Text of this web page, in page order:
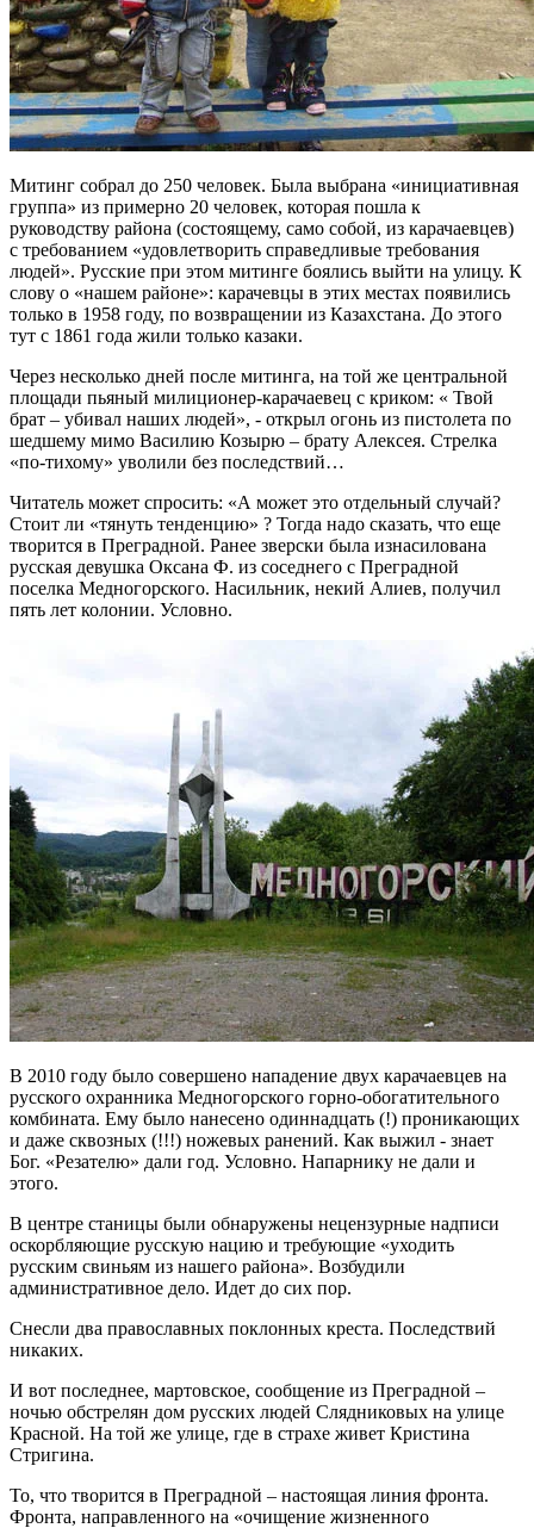
Митинг собрал до 250 человек. Была выбрана «инициативная
группа» из примерно 20 человек, которая пошла к
руководству района (состоящему, само собой, из карачаевцев)
с требованием «удовлетворить справедливые требования
людей». Русские при этом митинге боялись выйти на улицу. К
слову о «нашем районе»: карачевцы в этих местах появились
только в 1958 году, по возвращении из Казахстана. До этого
тут с 1861 года жили только казаки.
Через несколько дней после митинга, на той же центральной
площади пьяный милиционер-карачаевец с криком: « Твой
брат – убивал наших людей», - открыл огонь из пистолета по
шедшему мимо Василию Козырю – брату Алексея. Стрелка
«по-тихому» уволили без последствий…
Читатель может спросить: «А может это отдельный случай?
Стоит ли «тянуть тенденцию» ? Тогда надо сказать, что еще
творится в Преградной. Ранее зверски была изнасилована
русская девушка Оксана Ф. из соседнего с Преградной
поселка Медногорского. Насильник, некий Алиев, получил
пять лет колонии. Условно.
В 2010 году было совершено нападение двух карачаевцев на
русского охранника Медногорского горно-обогатительного
комбината. Ему было нанесено одиннадцать (!) проникающих
и даже сквозных (!!!) ножевых ранений. Как выжил - знает
Бог. «Резателю» дали год. Условно. Напарнику не дали и
этого.
В центре станицы были обнаружены нецензурные надписи
оскорбляющие русскую нацию и требующие «уходить
русским свиньям из нашего района». Возбудили
административное дело. Идет до сих пор.
Снесли два православных поклонных креста. Последствий
никаких.
И вот последнее, мартовское, сообщение из Преградной –
ночью обстрелян дом русских людей Слядниковых на улице
Красной. На той же улице, где в страхе живет Кристина
Стригина.
То, что творится в Преградной – настоящая линия фронта.
Фронта, направленного на «очищение жизненного